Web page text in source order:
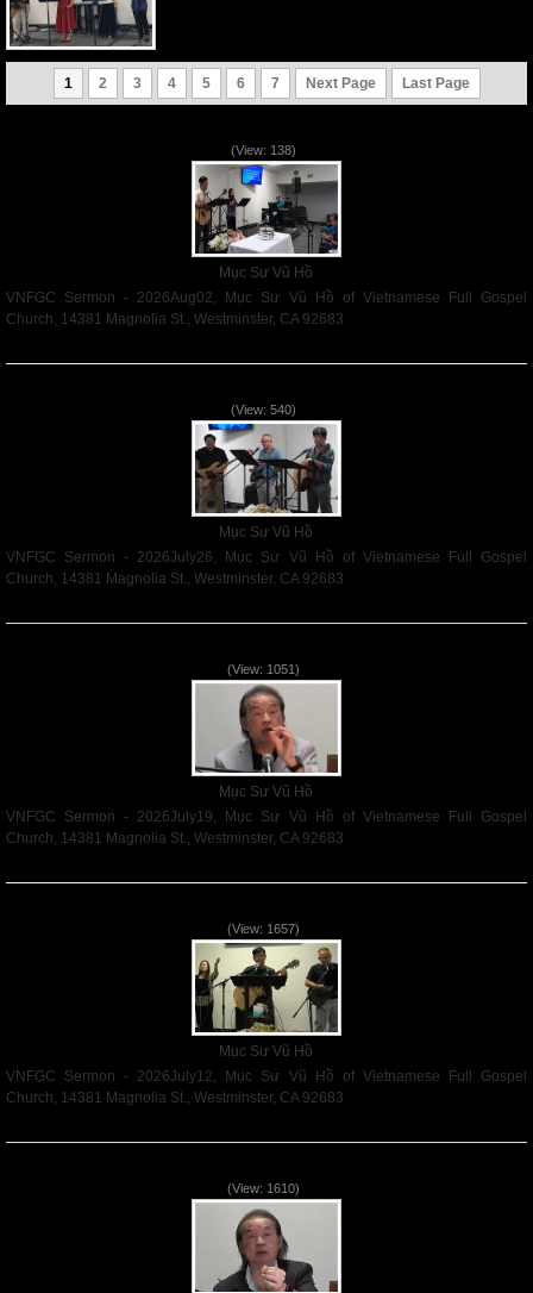
1 2 3 4 5 6 7 Next Page Last Page
(View: 138)
Mục Sư Vũ Hồ
VNFGC Sermon - 2026Aug02, Mục Sư Vũ Hồ of Vietnamese Full Gospel
Church, 14381 Magnolia St., Westminster, CA 92683
(View: 540)
Mục Sư Vũ Hồ
VNFGC Sermon - 2026July26, Mục Sư Vũ Hồ of Vietnamese Full Gospel
Church, 14381 Magnolia St., Westminster, CA 92683
(View: 1051)
Mục Sư Vũ Hồ
VNFGC Sermon - 2026July19, Mục Sư Vũ Hồ of Vietnamese Full Gospel
Church, 14381 Magnolia St., Westminster, CA 92683
(View: 1657)
Mục Sư Vũ Hồ
VNFGC Sermon - 2026July12, Mục Sư Vũ Hồ of Vietnamese Full Gospel
Church, 14381 Magnolia St., Westminster, CA 92683
(View: 1610)